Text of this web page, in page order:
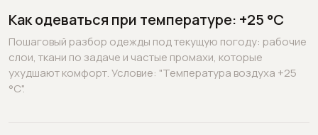
Как одеваться при температуре: +25 °C
Пошаговый разбор одежды под текущую погоду: рабочие
слои, ткани по задаче и частые промахи, которые
ухудшают комфорт. Условие: "Температура воздуха +25
°C".